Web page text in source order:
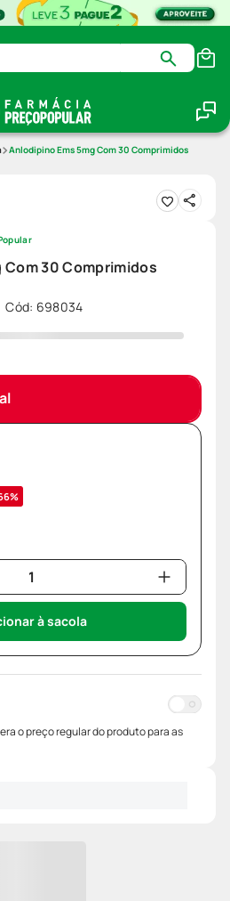
Anlodipino Ems 5mg Com 30 Comprimidos
Com 30 Comprimidos
Cód: 698034
à sacola
o preço regular do produto para as